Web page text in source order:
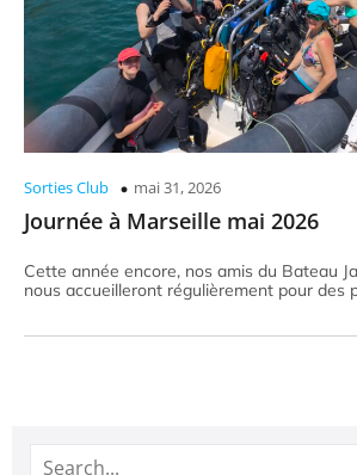
Sorties Club mai 31, 2026
Journée à Marseille mai 2026
Cette année encore, nos amis du Bateau
nous accueilleront régulièrement pour des